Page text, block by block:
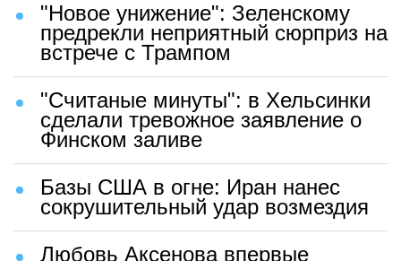
"Новое унижение": Зеленскому
предрекли неприятный сюрприз на
встрече с Трампом
"Считаные минуты": в Хельсинки
сделали тревожное заявление о
Финском заливе
Базы США в огне: Иран нанес
сокрушительный удар возмездия
Любовь Аксенова впервые